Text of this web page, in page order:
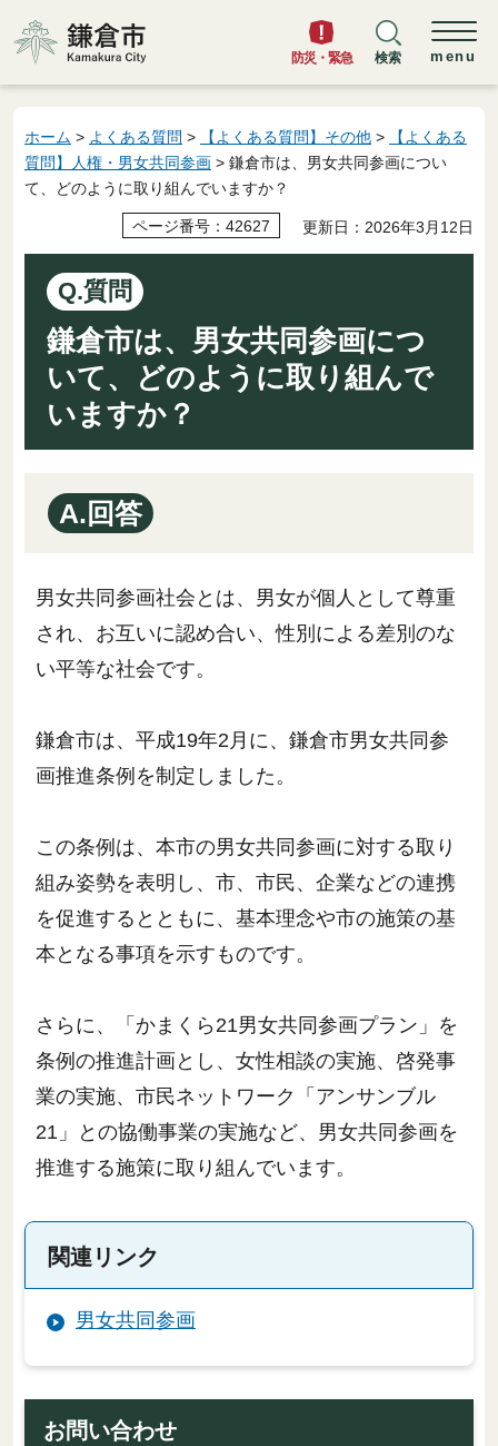
鎌倉市
防災・緊急 検索 menu
ホーム > よくある質問 > 【よくある質問】その他 >
【よくある
質問】人権・男女共同参画 > 鎌倉市は、男女共同参画につい
て、どのように取り組んでいますか？
ページ番号：42627 更新日：2026年3月12日
Q.質問
鎌倉市は、男女共同参画につ
いて、どのように取り組んで
いますか？
A.回答
男女共同参画社会とは、男女が個人として尊重
され、お互いに認め合い、性別による差別のな
い平等な社会です。
鎌倉市は、平成19年2月に、鎌倉市男女共同参
画推進条例を制定しました。
この条例は、本市の男女共同参画に対する取り
組み姿勢を表明し、市、市民、企業などの連携
を促進するとともに、基本理念や市の施策の基
本となる事項を示すものです。
さらに、「かまくら21男女共同参画プラン」を
条例の推進計画とし、女性相談の実施、啓発事
業の実施、市民ネットワーク「アンサンブル
21」との協働事業の実施など、男女共同参画を
推進する施策に取り組んでいます。
関連リンク
男女共同参画
お問い合わせ